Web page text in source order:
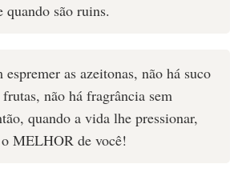
quando são ruins.
espremer as azeitonas, não há suco
não há fragrância sem
quando a vida lhe pressionar,
MELHOR de você!